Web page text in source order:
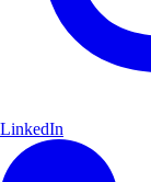
LinkedIn